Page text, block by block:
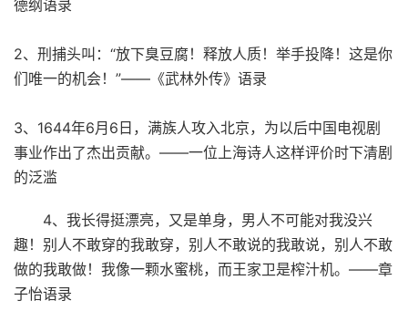
德纲语录
2、刑捕头叫：“放下臭豆腐！释放人质！举手投降！这是你
们唯一的机会！”——《武林外传》语录
3、1644年6月6日，满族人攻入北京，为以后中国电视剧
事业作出了杰出贡献。——一位上海诗人这样评价时下清剧
的泛滥
4、我长得挺漂亮，又是单身，男人不可能对我没兴
趣！别人不敢穿的我敢穿，别人不敢说的我敢说，别人不敢
做的我敢做！我像一颗水蜜桃，而王家卫是榨汁机。——章
子怡语录